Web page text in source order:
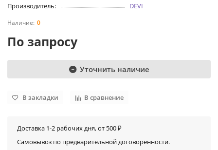
Производитель:
DEVI
0
По запросу
Уточнить наличие
В закладки В сравнение
Доставка 1-2 рабочих дня, от 500 ₽
Самовывоз по предварительной договоренности.